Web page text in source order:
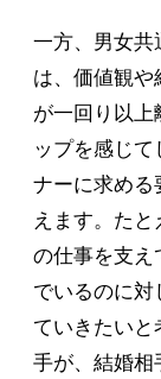
一方、男女共
は、価値観や
が一回り以上
ップを感じ
ナーに求める
えます。た
の仕事を支え
でいるのに対
ていきたいと
手が、結婚相